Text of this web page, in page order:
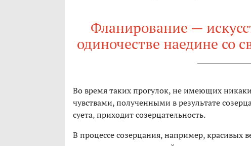
Фланирование —
одиночестве наедине со
Во время таких прогулок, не имеющих
чувствами, полученными в результате
суета, приходит созерцательность.
В процессе созерцания, например, красивых